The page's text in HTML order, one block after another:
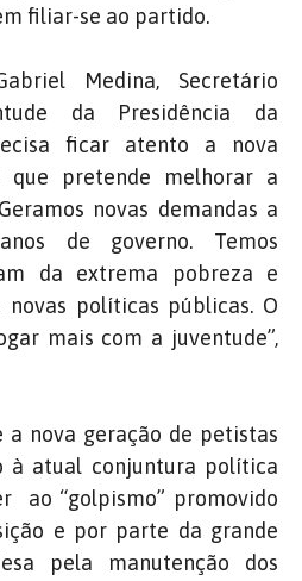
filiar-se ao partido.
Medina, Secretário
da Presidência da
ficar atento a nova
que pretende melhorar a
novas demandas a
de governo. Temos
da extrema pobreza e
novas políticas públicas. O
mais com a juventude”,
a nova geração de petistas
à atual conjuntura política
ao “golpismo” promovido
e por parte da grande
pela manutenção dos